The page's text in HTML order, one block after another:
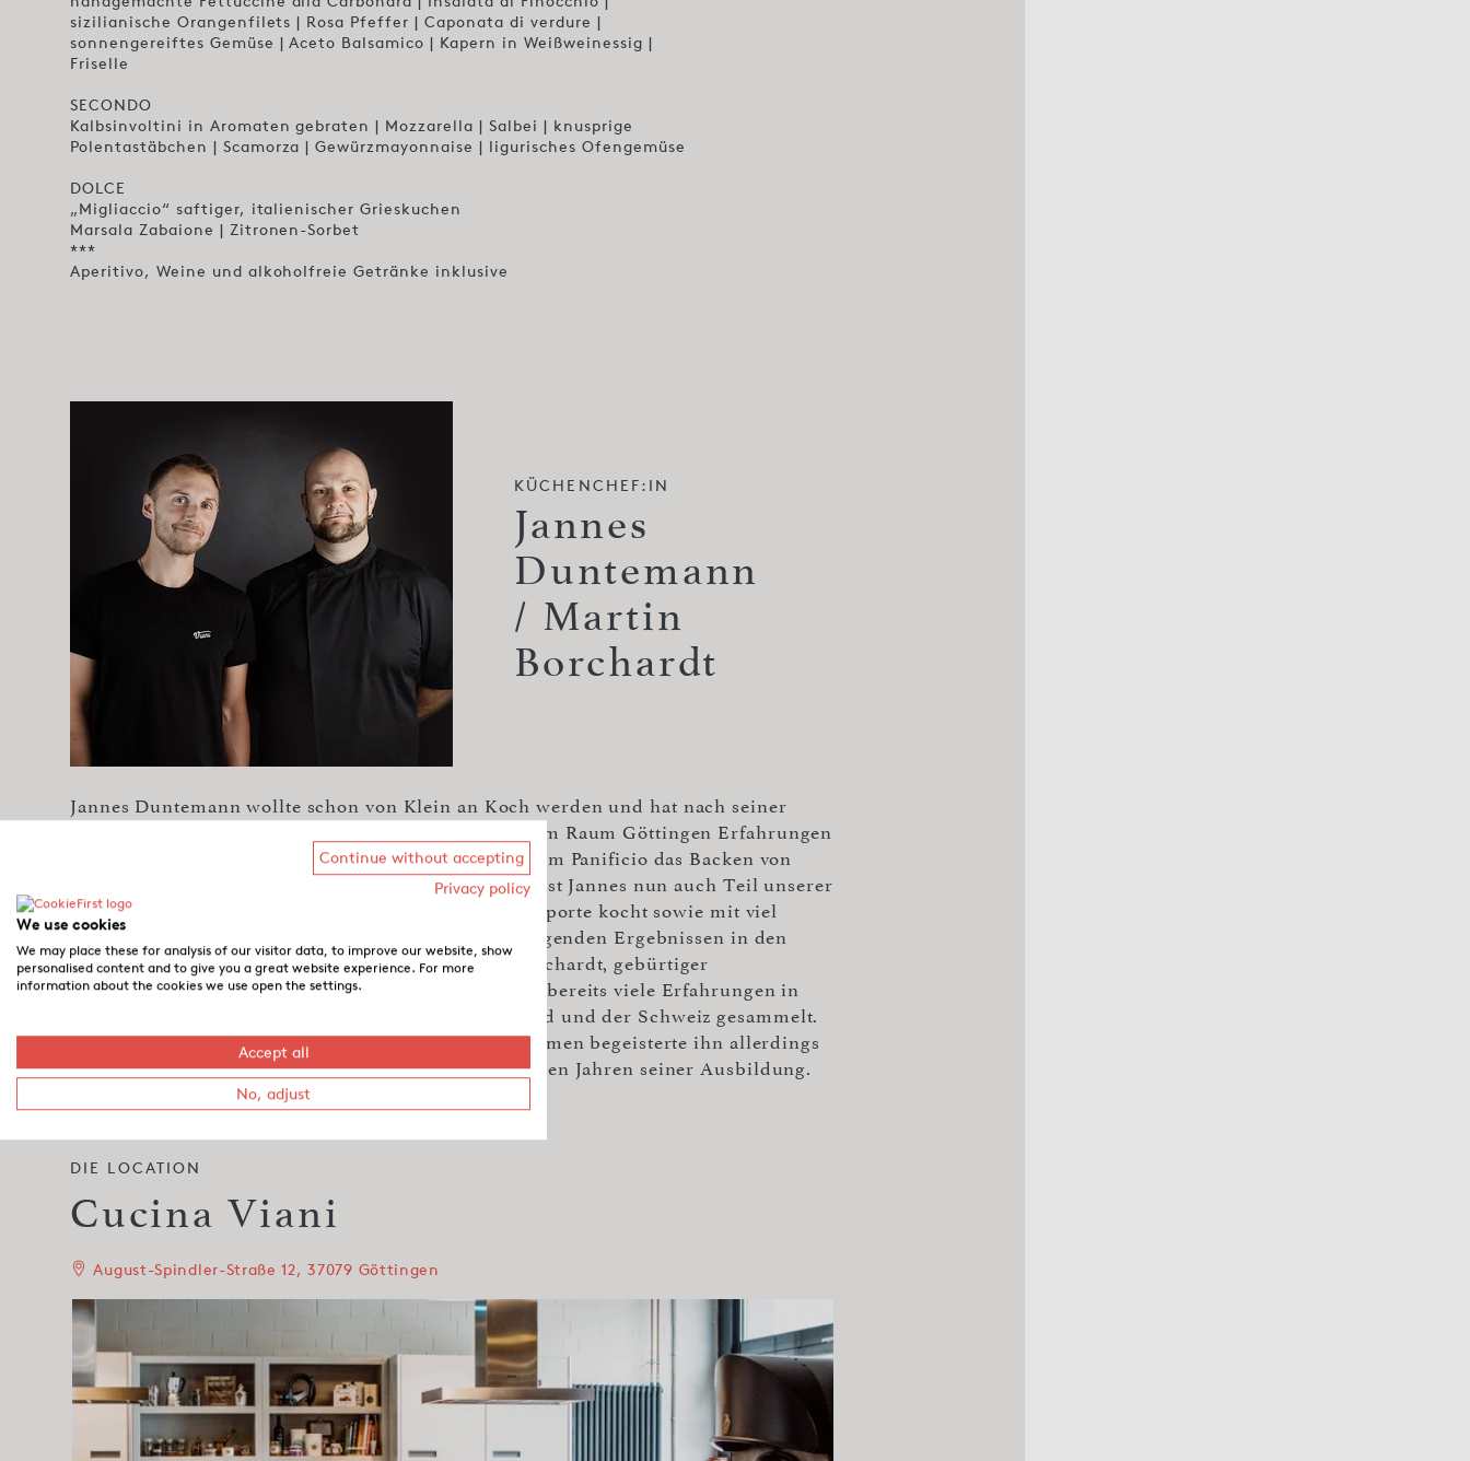
sizilianische Orangenfilets | Rosa Pfeffer | Caponata di verdure |
sonnengereiftes Gemüse | Aceto Balsamico | Kapern in Weißweinessig |
Friselle
SECONDO
Kalbsinvoltini in Aromaten gebraten | Mozzarella | Salbei | knusprige
Polentastäbchen | Scamorza | Gewürzmayonnaise | ligurisches Ofengemüse
DOLCE
„Migliaccio“ saftiger, italienischer Grieskuchen
Marsala Zabaione | Zitronen-Sorbet
***
Aperitivo, Weine und alkoholfreie Getränke inklusive
KÜCHENCHEF:IN
Jannes
Duntemann
/ Martin
Borchardt
Jannes Duntemann wollte schon von Klein an Koch werden und hat nach seiner
Kochausbildung über sechs Jahre in vielen Küchen im Raum Göttingen Erfahrungen
gesammelt. Bei Viani lernte er zwei Jahre außerdem im Panificio das Backen von
italienischen Broten und Focaccia. Seit Anfang 2023 ist Jannes nun auch Teil unserer
Cucina Viani, in der er für das Personal der Viani Importe kocht sowie mit viel
Enthusiasmus Pizza Kurse leitet, die zu sehr befriedigenden Ergebnissen in den
heimischen Öfen der Teilnehmer führen. Martin Borchardt, gebürtiger
Duderstädter, hat nach seiner Ausbildung zum Koch bereits viele Erfahrungen in
renommierten Restaurants und Hotels in Deutschland und der Schweiz gesammelt.
Die italienische Küche mit ihren facettenreichen Aromen begeisterte ihn allerdings
schon immer und begleitete ihn schon in den frühesten Jahren seiner Ausbildung.
DIE LOCATION
Cucina Viani
August-Spindler-Straße 12, 37079 Göttingen
Continue without accepting
Privacy policy
We use cookies
We may place these for analysis of our visitor data, to improve our website, show
personalised content and to give you a great website experience. For more
information about the cookies we use open the settings.
Accept all
No, adjust